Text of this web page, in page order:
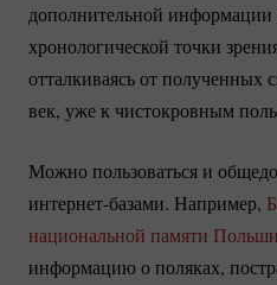
дополнительной информации
хронологической точки
отталкиваясь от полученных
век, уже к чистокровным
Можно пользоваться и
интернет-базами. Например,
национальной памяти Польши
информацию о поляках,